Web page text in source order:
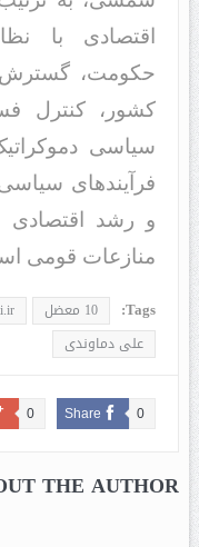
اقتصاد‌‌ی با
حکومت، گسترش
کشور، کنترل
سیاسی
فرآیند‌‌های
و رشد‌‌ اقتصاد‌‌ی
منازعات قومی
Tags: 10 معضل
علی دماوندی
Share 0
0
THE AUTHOR